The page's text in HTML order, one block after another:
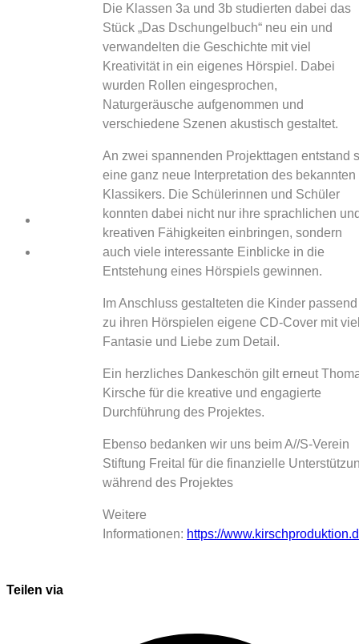
Die Klassen 3a und 3b studierten dabei das
Stück „Das Dschungelbuch“ neu ein und
verwandelten die Geschichte mit viel
Kreativität in ein eigenes Hörspiel. Dabei
wurden Rollen eingesprochen,
Naturgeräusche aufgenommen und
verschiedene Szenen akustisch gestaltet.
An zwei spannenden Projekttagen entstand
eine ganz neue Interpretation des bekannten
Klassikers. Die Schülerinnen und Schüler
konnten dabei nicht nur ihre sprachlichen
kreativen Fähigkeiten einbringen, sondern
auch viele interessante Einblicke in die
Entstehung eines Hörspiels gewinnen.
Im Anschluss gestalteten die Kinder passend
zu ihren Hörspielen eigene CD-Cover mit
Fantasie und Liebe zum Detail.
Ein herzliches Dankeschön gilt erneut
Kirsche für die kreative und engagierte
Durchführung des Projektes.
Ebenso bedanken wir uns beim A//S-Verein
Stiftung Freital für die finanzielle
während des Projektes
Weitere
Informationen: https://
Teilen via